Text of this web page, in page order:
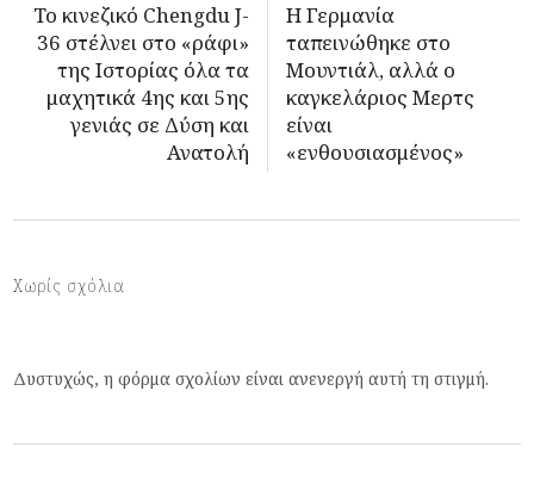
Το κινεζικό Chengdu J-
36 στέλνει στο «ράφι»
της Ιστορίας όλα τα
μαχητικά 4ης και 5ης
γενιάς σε Δύση και
Ανατολή
Η Γερμανία
ταπεινώθηκε στο
Μουντιάλ, αλλά ο
καγκελάριος Μερτς
είναι
«ενθουσιασμένος»
Χωρίς σχόλια
Δυστυχώς, η φόρμα σχολίων είναι ανενεργή αυτή τη στιγμή.